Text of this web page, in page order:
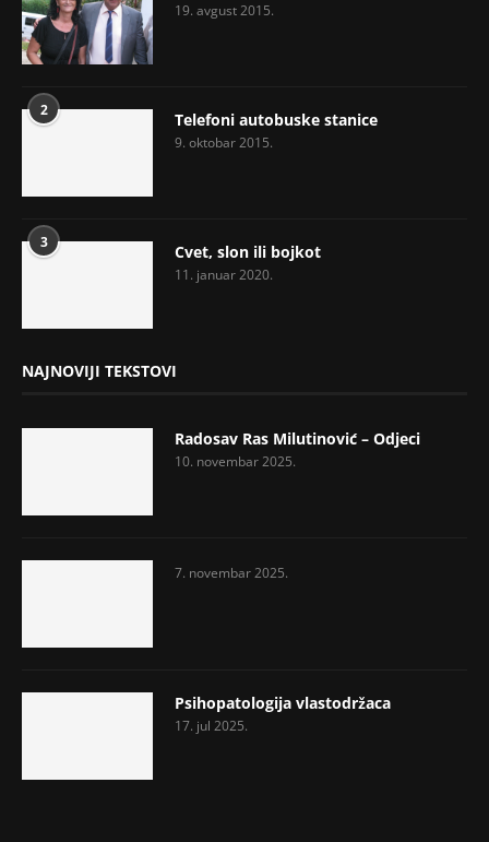
19. avgust 2015.
2 Telefoni autobuske stanice
9. oktobar 2015.
3 Cvet, slon ili bojkot
11. januar 2020.
NAJNOVIJI TEKSTOVI
Radosav Ras Milutinović – Odjeci
10. novembar 2025.
7. novembar 2025.
Psihopatologija vlastodržaca
17. jul 2025.